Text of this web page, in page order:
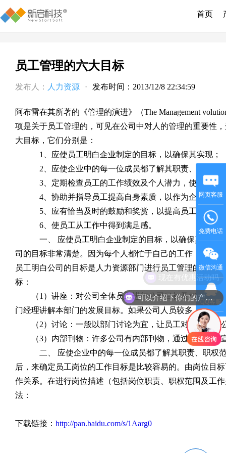
首页
员工管理的六大目标
发布人： 人力资源 · 发布时间：2013/12/8 22:34:59
阿布雷在其所著的《管理的演进》（The Management
项是关于员工管理的，可见在公司中对人的管理的重要性
大目标，它们分别是：
1、应使员工明白企业制定的目标，以确保其实现；
2、应使企业中的每一位成员都了解其职责、职权范
3、定期检查员工的工作绩效及个人潜力，使员工个
4、协助并指导员工提高自身素质，以作为企业发展
5、应有恰当及时的鼓励和奖赏，以提高员工的工作
6、使员工从工作中得到满足感。
一、 应使员工明白企业制定的目标，以确保其实现 虽
司的目标非常清楚。因为每个人都忙于自己的工作，所以
员工明白公司的目标是人力资源部门进行员工管理的首要
标：
（1）讲座：对公司全体员工进行公司目标及相关内容
门经理讲解本部门的发展目标。如果公司人员较多，可以
（2）讨论：一般以部门讨论为宜，让员工对如何完成
（3）内部刊物：许多公司有内部刊物，通过内部刊物
二、 应使企业中的每一位成员都了解其职责、职权范
后，来确定员工岗位的工作目标是比较容易的。由岗位目
作关系。在进行岗位描述（包括岗位职责、职权范围及工
法：
下载链接： http://pan.baidu.com/s/1Aarg0
网页客服
免费电话
微信沟通
QQ客服
可以介绍下你们的产品么
现在有优惠活动吗